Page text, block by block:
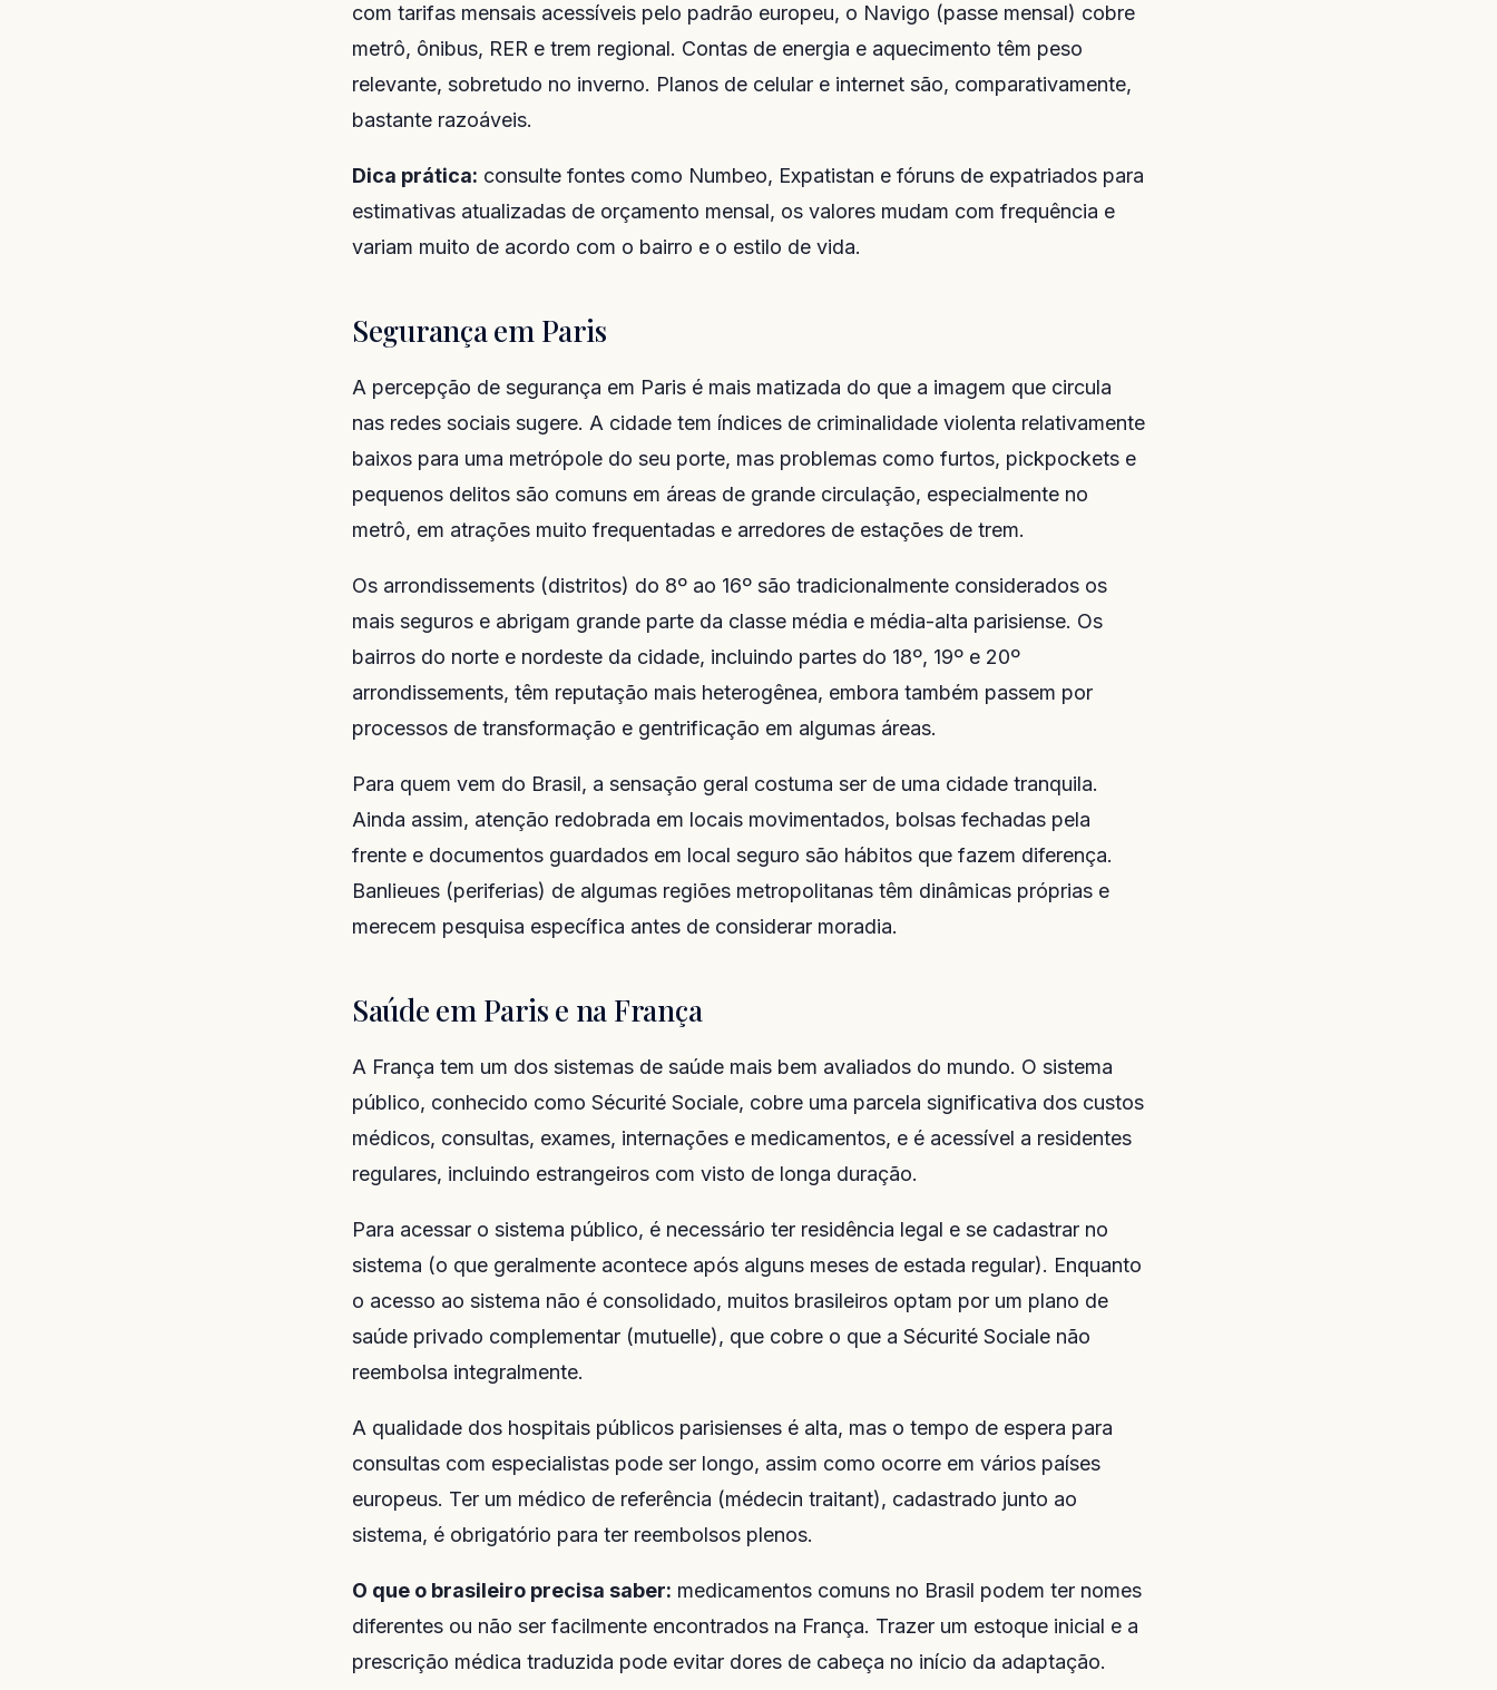
com tarifas mensais acessíveis pelo padrão europeu, o Navigo (passe mensal) cobre
metrô, ônibus, RER e trem regional. Contas de energia e aquecimento têm peso
relevante, sobretudo no inverno. Planos de celular e internet são, comparativamente,
bastante razoáveis.
Dica prática: consulte fontes como Numbeo, Expatistan e fóruns de expatriados para
estimativas atualizadas de orçamento mensal, os valores mudam com frequência e
variam muito de acordo com o bairro e o estilo de vida.
Segurança em Paris
A percepção de segurança em Paris é mais matizada do que a imagem que circula
nas redes sociais sugere. A cidade tem índices de criminalidade violenta relativamente
baixos para uma metrópole do seu porte, mas problemas como furtos, pickpockets e
pequenos delitos são comuns em áreas de grande circulação, especialmente no
metrô, em atrações muito frequentadas e arredores de estações de trem.
Os arrondissements (distritos) do 8º ao 16º são tradicionalmente considerados os
mais seguros e abrigam grande parte da classe média e média-alta parisiense. Os
bairros do norte e nordeste da cidade, incluindo partes do 18º, 19º e 20º
arrondissements, têm reputação mais heterogênea, embora também passem por
processos de transformação e gentrificação em algumas áreas.
Para quem vem do Brasil, a sensação geral costuma ser de uma cidade tranquila.
Ainda assim, atenção redobrada em locais movimentados, bolsas fechadas pela
frente e documentos guardados em local seguro são hábitos que fazem diferença.
Banlieues (periferias) de algumas regiões metropolitanas têm dinâmicas próprias e
merecem pesquisa específica antes de considerar moradia.
Saúde em Paris e na França
A França tem um dos sistemas de saúde mais bem avaliados do mundo. O sistema
público, conhecido como Sécurité Sociale, cobre uma parcela significativa dos custos
médicos, consultas, exames, internações e medicamentos, e é acessível a residentes
regulares, incluindo estrangeiros com visto de longa duração.
Para acessar o sistema público, é necessário ter residência legal e se cadastrar no
sistema (o que geralmente acontece após alguns meses de estada regular). Enquanto
o acesso ao sistema não é consolidado, muitos brasileiros optam por um plano de
saúde privado complementar (mutuelle), que cobre o que a Sécurité Sociale não
reembolsa integralmente.
A qualidade dos hospitais públicos parisienses é alta, mas o tempo de espera para
consultas com especialistas pode ser longo, assim como ocorre em vários países
europeus. Ter um médico de referência (médecin traitant), cadastrado junto ao
sistema, é obrigatório para ter reembolsos plenos.
O que o brasileiro precisa saber: medicamentos comuns no Brasil podem ter nomes
diferentes ou não ser facilmente encontrados na França. Trazer um estoque inicial e a
prescrição médica traduzida pode evitar dores de cabeça no início da adaptação.